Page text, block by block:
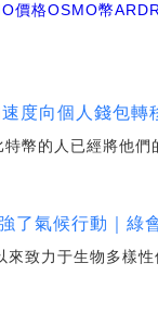
價格OSMO幣
度向個人錢包轉
幣的人已經將他
了氣候行動｜綠
致力于生物多樣